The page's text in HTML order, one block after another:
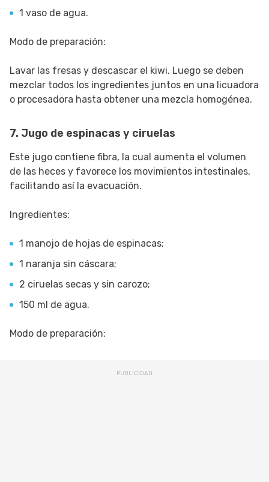
1 vaso de agua.
Modo de preparación:
Lavar las fresas y descascar el kiwi. Luego se deben
mezclar todos los ingredientes juntos en una licuadora
o procesadora hasta obtener una mezcla homogénea.
7. Jugo de espinacas y ciruelas
Este jugo contiene fibra, la cual aumenta el volumen
de las heces y favorece los movimientos intestinales,
facilitando así la evacuación.
Ingredientes:
1 manojo de hojas de espinacas;
1 naranja sin cáscara;
2 ciruelas secas y sin carozo;
150 ml de agua.
Modo de preparación: